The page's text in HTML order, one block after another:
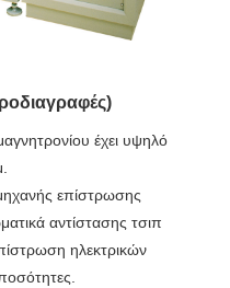
έχει υψηλό
επίστρωσης
αντίστασης τσιπ
ηλεκτρικών